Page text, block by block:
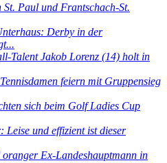
St. Paul und Frantschach-St.
Derby in der
Talent Jakob Lorenz (14) holt in
feiern mit Gruppensieg
sich beim Golf Ladies Cup
Leise und effizient ist dieser
Ex-Landeshauptmann in